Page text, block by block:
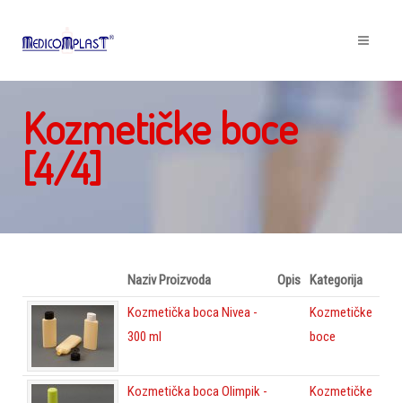
Kozmetičke boce
[4/4]
Naziv Proizvoda Opis
Kategorija
Kozmetička boca Nivea -
300 ml
Kozmetičke
boce
Kozmetička boca Olimpik -
Kozmetičke